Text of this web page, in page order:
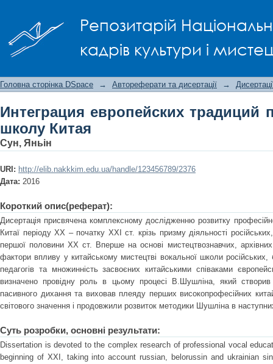
Репозитарій
кадрів культури і
Головна сторінка DSpace → Автореферати та дисертації →
Интеграция европейских традиций
школу Китая
Сун, Яньін
URI: http://elib.nakkkim.edu.ua/handle/123456789/2376
Дата: 2016
Короткий опис(реферат):
Дисертація присвячена комплексному дослідженню розвитку
Китаї періоду ХХ – початку ХХІ ст. крізь призму діяльності
першої половини ХХ ст. Вперше на основі мистецтвознавчих,
фактори впливу у китайському мистецтві вокальної школи російських,
педагогів та множинність засвоєних китайськими співаками
визначено провідну роль в цьому процесі В.Шушліна, який
пасивного дихання та виховав плеяду перших високопрофесійних
світового значення і продовжили розвиток методики Шушліна в
Суть розробки, основні результати:
Dissertation is devoted to the complex research of professional vocal
beginning of XXI, taking into account russian, belorussin and ukrainian